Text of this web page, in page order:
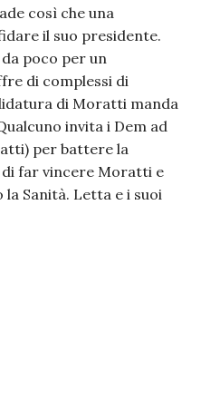
così che una
il suo presidente.
da poco per un
di complessi di
di Moratti manda
invita i Dem ad
per battere la
far vincere Moratti e
Sanità. Letta e i suoi